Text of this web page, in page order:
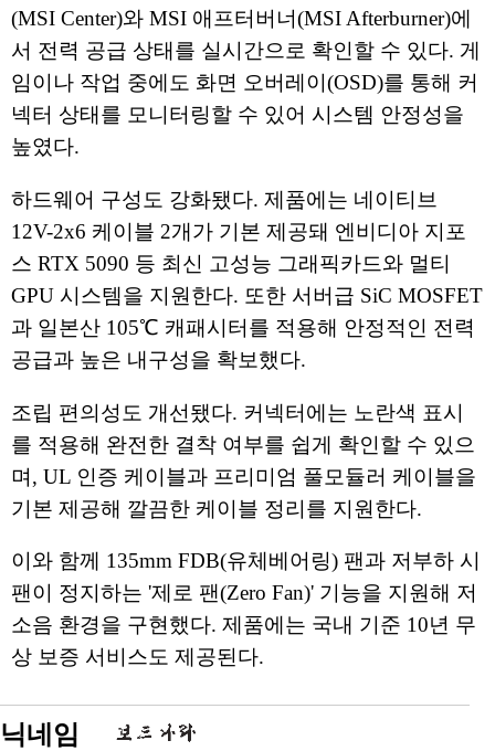
(MSI Center)와 MSI 애프터버너(MSI Afterburner)에
서 전력 공급 상태를 실시간으로 확인할 수 있다. 게
임이나 작업 중에도 화면 오버레이(OSD)를 통해 커
넥터 상태를 모니터링할 수 있어 시스템 안정성을
높였다.
하드웨어 구성도 강화됐다. 제품에는 네이티브
12V-2x6 케이블 2개가 기본 제공돼 엔비디아 지포
스 RTX 5090 등 최신 고성능 그래픽카드와 멀티
GPU 시스템을 지원한다. 또한 서버급 SiC MOSFET
과 일본산 105℃ 캐패시터를 적용해 안정적인 전력
공급과 높은 내구성을 확보했다.
조립 편의성도 개선됐다. 커넥터에는 노란색 표시
를 적용해 완전한 결착 여부를 쉽게 확인할 수 있으
며, UL 인증 케이블과 프리미엄 풀모듈러 케이블을
기본 제공해 깔끔한 케이블 정리를 지원한다.
이와 함께 135mm FDB(유체베어링) 팬과 저부하 시
팬이 정지하는 '제로 팬(Zero Fan)' 기능을 지원해 저
소음 환경을 구현했다. 제품에는 국내 기준 10년 무
상 보증 서비스도 제공된다.
닉네임